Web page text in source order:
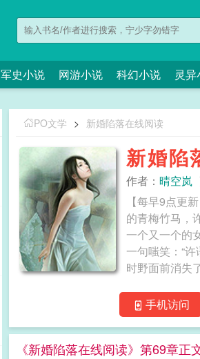
军史小说 网游小说 科幻小说 灵
PO文学 > 新婚陷落在线阅读
新婚陷
作者： 晴空岚
【每早9点更
的青梅竹马，
一个又一个的
一句嗤笑：“
时野面前消失
心的号码，
回来，跟我结
不是喝了假酒
物，年级第一
手机访问
《新婚陷落在线阅读》第69章正